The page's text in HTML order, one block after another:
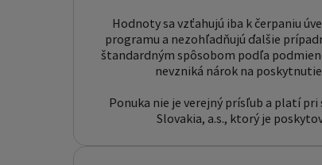
Hodnoty sa vzťahujú iba k čerpaniu
programu a nezohľadňujú ďalšie
štandardným spôsobom podľa
nevzniká nárok na
Ponuka nie je verejný prísľub a platí
Slovakia, a.s., ktorý je